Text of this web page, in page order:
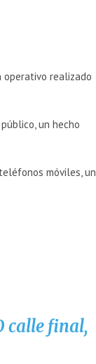
operativo realizado
un hecho
móviles, un
calle final,